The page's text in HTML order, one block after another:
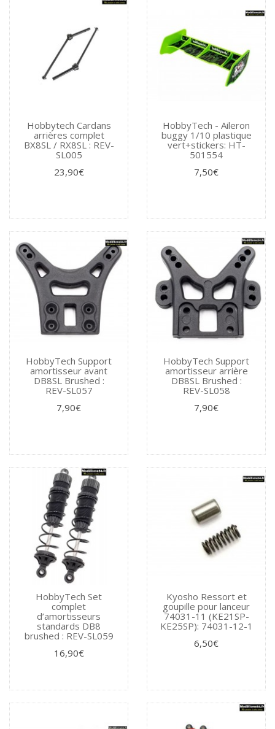
Hobbytech Cardans
arrières complet
BX8SL / RX8SL : REV-
SL005
23,90€
HobbyTech - Aileron
buggy 1/10 plastique
vert+stickers: HT-
501554
7,50€
HobbyTech Support
amortisseur avant
DB8SL Brushed :
REV-SL057
7,90€
HobbyTech Support
amortisseur arrière
DB8SL Brushed :
REV-SL058
7,90€
HobbyTech Set
complet
d’amortisseurs
standards DB8
brushed : REV-SL059
16,90€
Kyosho Ressort et
goupille pour lanceur
74031-11 (KE21SP-
KE25SP): 74031-12-1
6,50€